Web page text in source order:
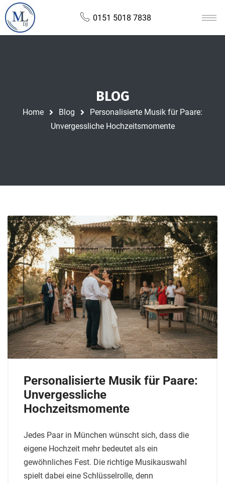
0151 5018 7838
BLOG
Home Blog
Personalisierte Musik für Paare:
Unvergessliche Hochzeitsmomente
Personalisierte Musik für Paare:
Unvergessliche
Hochzeitsmomente
Jedes Paar in München wünscht sich, dass die
eigene Hochzeit mehr bedeutet als ein
gewöhnliches Fest. Die richtige Musikauswahl
spielt dabei eine Schlüsselrolle, denn